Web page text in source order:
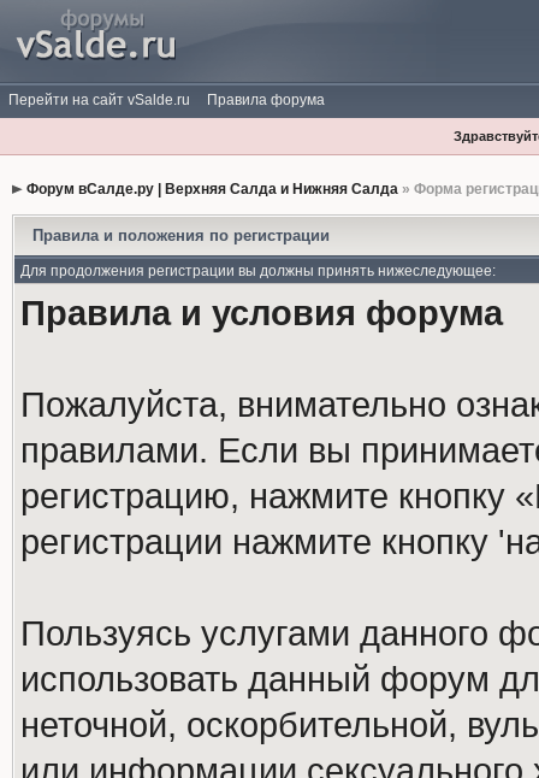
Перейти на сайт vSalde.ru Правила форума
Форум вСалде.ру | Верхняя Салда и Нижняя Салда» Форма
Правила и положения по регистрации
Для продолжения регистрации вы должны принять нижеследующее:
Правила и условия форума
Пожалуйста, внимательно
правилами. Если вы
регистрацию, нажмите кнопку
регистрации нажмите кнопку
Пользуясь услугами данного
использовать данный форум
неточной, оскорбительной,